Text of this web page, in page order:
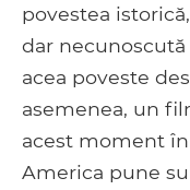
povestea
dar
acea poveste
asemenea, un
acest moment
America pune